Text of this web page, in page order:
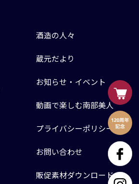
酒造の人々
蔵元だより
お知らせ・イベント
動画で楽しむ南部美人
プライバシーポリシー
お問い合わせ
販促素材ダウンロード